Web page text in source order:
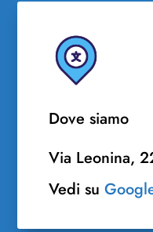
Dove siamo
Via Leonina,
Vedi su